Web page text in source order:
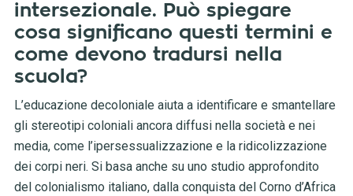
intersezionale. Può spiegare
cosa significano questi termini e
come devono tradursi nella
scuola?
L’educazione decoloniale aiuta a identificare e smantellare
gli stereotipi coloniali ancora diffusi nella società e nei
media, come l’ipersessualizzazione e la ridicolizzazione
dei corpi neri. Si basa anche su uno studio approfondito
del colonialismo italiano, dalla conquista del Corno d’Africa